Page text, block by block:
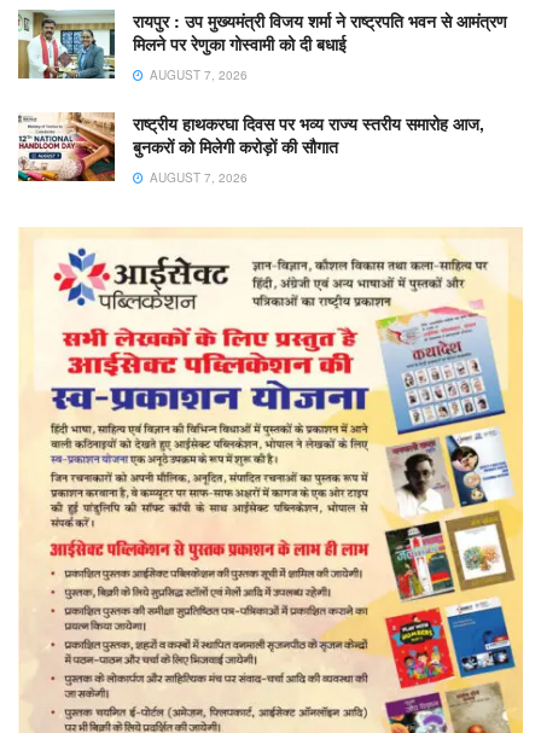
रायपुर : उप मुख्यमंत्री विजय शर्मा ने राष्ट्रपति भवन से आमंत्रण
मिलने पर रेणुका गोस्वामी को दी बधाई
AUGUST 7, 2026
राष्ट्रीय हाथकरघा दिवस पर भव्य राज्य स्तरीय समारोह आज,
बुनकरों को मिलेगी करोड़ों की सौगात
AUGUST 7, 2026